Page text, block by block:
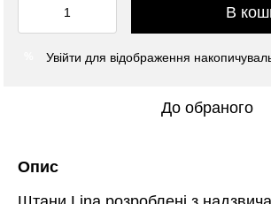
В
Увійти для відображення
До обраного
Опис